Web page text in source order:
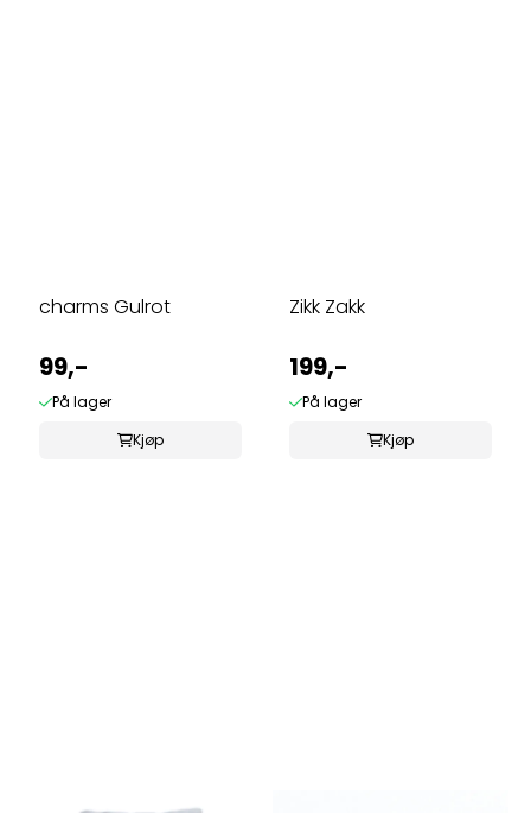
charms Gulrot
99,-
På lager
Kjøp
Zikk Zakk
199,-
På lager
Kjøp